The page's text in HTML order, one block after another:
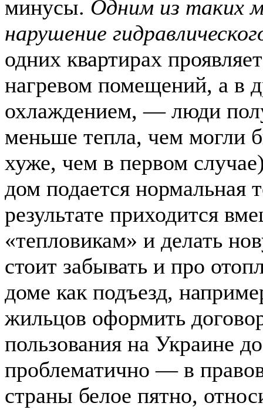
минусы. Одним из таких
нарушение
одних квартирах
нагревом помещений, а в
охлаждением, — люди
меньше тепла, чем могли
хуже, чем в первом
дом подается нормальная
результате приходится
«тепловикам» и делать
стоит забывать и про
доме как подъезд,
жильцов оформить
пользования на Украине
проблематично — в
страны белое пятно,